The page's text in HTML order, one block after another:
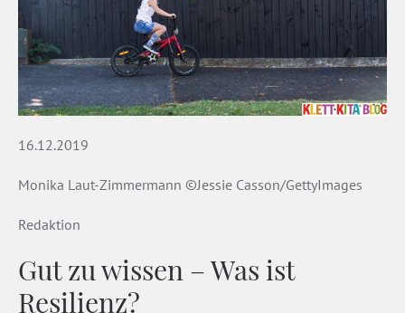
16.12.2019
Monika Laut-Zimmermann ©Jessie Casson/GettyImages
Redaktion
Gut zu wissen – Was ist
Resilienz?